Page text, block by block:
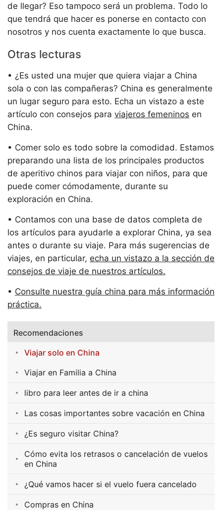
de llegar? Eso tampoco será un problema. Todo lo
que tendrá que hacer es ponerse en contacto con
nosotros y nos cuenta exactamente lo que busca.
Otras lecturas
• ¿Es usted una mujer que quiera viajar a China
sola o con las compañeras? China es generalmente
un lugar seguro para esto. Echa un vistazo a este
artículo con consejos para viajeros femeninos en
China.
• Comer solo es todo sobre la comodidad. Estamos
preparando una lista de los principales productos
de aperitivo chinos para viajar con niños, para que
puede comer cómodamente, durante su
exploración en China.
• Contamos con una base de datos completa de
los artículos para ayudarle a explorar China, ya sea
antes o durante su viaje. Para más sugerencias de
viajes, en particular, echa un vistazo a la sección de
consejos de viaje de nuestros artículos.
• Consulte nuestra guía china para más información
práctica.
Recomendaciones
Viajar solo en China
Viajar en Familia a China
libro para leer antes de ir a china
Las cosas importantes sobre vacación en China
¿Es seguro visitar China?
Cómo evita los retrasos o cancelación de vuelos
en China
¿Qué vamos hacer si el vuelo fuera cancelado
Compras en China